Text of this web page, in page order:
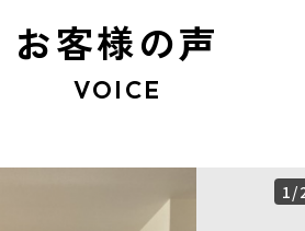
お客様の声
VOICE
1/